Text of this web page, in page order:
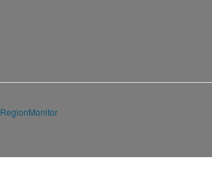
RegionMonitor